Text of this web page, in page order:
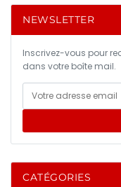
NEWSLETTER
Inscrivez-vous pour
dans votre boîte mail.
CATÉGORIES